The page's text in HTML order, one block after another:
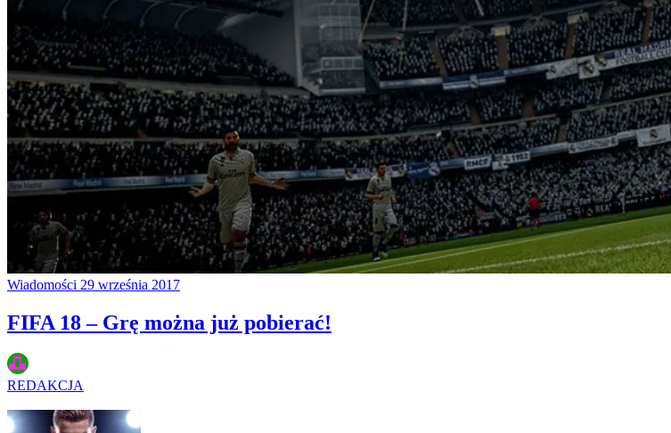
Wiadomości 29 września 2017
FIFA 18 – Grę można już pobierać!
REDAKCJA